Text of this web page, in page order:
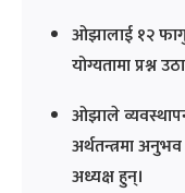
ओझालाई १२
योग्यतामा प्रश्न
ओझाले
अर्थतन्त्रमा
अध्यक्ष हुन्।